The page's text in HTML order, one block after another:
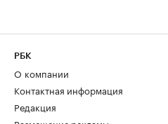
РБК
О компании
Контактная информация
Редакция